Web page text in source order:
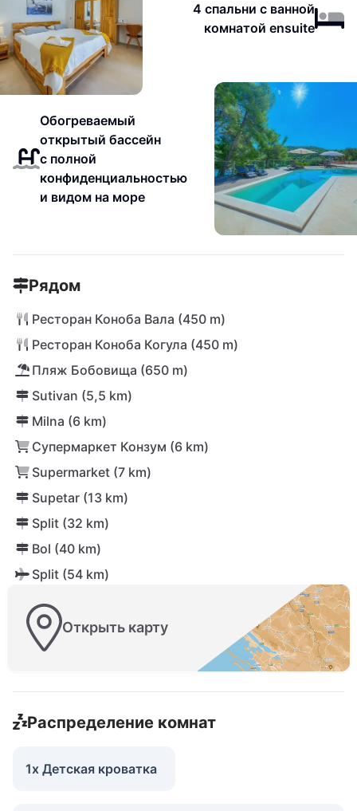
4 спальни с ванной
комнатой ensuite
Обогреваемый
открытый бассейн
с полной
конфиденциальностью
и видом на море
Рядом
Ресторан Коноба Вала (450 m)
Ресторан Коноба Когула (450 m)
Пляж Бобовища (650 m)
Sutivan (5,5 km)
Milna (6 km)
Супермаркет Конзум (6 km)
Supermarket (7 km)
Supetar (13 km)
Split (32 km)
Bol (40 km)
Split (54 km)
Открыть карту
Распределение комнат
1x Детская кроватка